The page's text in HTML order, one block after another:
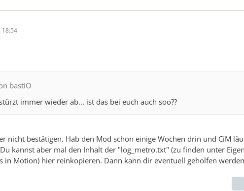
18:54
bastiO
immer wieder ab... ist das bei euch auch soo??
nicht bestätigen. Hab den Mod schon einige Wochen drin und CiM
kannst aber mal den Inhalt der "log_metro.txt" (zu finden unter
in Motion) hier reinkopieren. Dann kann dir eventuell geholfen